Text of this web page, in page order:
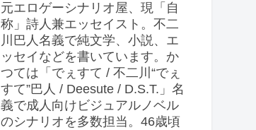
元エロゲーシナリオ屋、現「自
称」詩人兼エッセイスト。不二
川巴人名義で純文学、小説、エ
ッセイなどを書いています。か
つては「でぇすて / 不二川“でぇ
すて”巴人 / Deesute / D.S.T.」名
義で成人向けビジュアルノベル
のシナリオを多数担当。46歳頃